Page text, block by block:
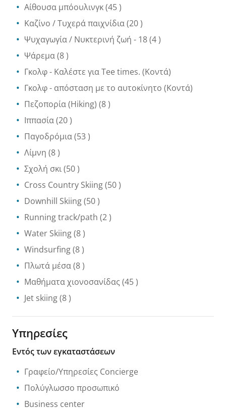
Αίθουσα μπόουλινγκ(45 )
Καζίνο / Τυχερά παιχνίδια(20 )
Ψυχαγωγία / Νυκτερινή ζωή - 18(4 )
Ψάρεμα(8 )
Γκολφ- Καλέστε για Tee times. (Κοντά)
Γκολφ - απόσταση με το αυτοκίνητο (Κοντά)
Πεζοπορία (Hiking) (8 )
Ιππασία(20 )
Παγοδρόμια(53 )
Λίμνη (8 )
Σχολή σκι(50 )
Cross Country Skiing(50 )
Downhill Skiing(50 )
Running track/path (2 )
Water Skiing(8 )
Windsurfing(8 )
Πλωτά μέσα(8 )
Μαθήματα χιονοσανίδας (45 )
Jet skiing(8 )
Υπηρεσίες
Εντός των εγκαταστάσεων
Γραφείο/Υπηρεσίες Concierge
Πολύγλωσσο προσωπικό
Business center